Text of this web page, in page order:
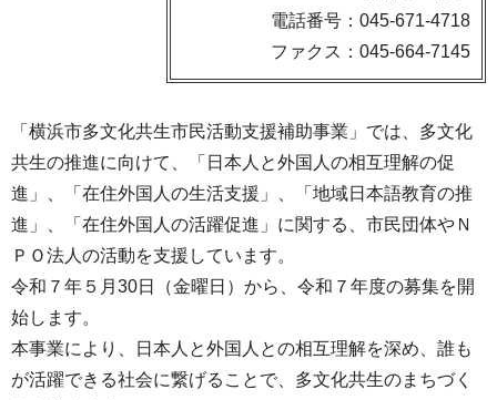
電話番号：045-671-4718
ファクス：045-664-7145
「横浜市多文化共生市民活動支援補助事業」では、多文化
共生の推進に向けて、「日本人と外国人の相互理解の促
進」、「在住外国人の生活支援」、「地域日本語教育の推
進」、「在住外国人の活躍促進」に関する、市民団体やＮ
ＰＯ法人の活動を支援しています。
令和７年５月30日（金曜日）から、令和７年度の募集を開
始します。
本事業により、日本人と外国人との相互理解を深め、誰も
が活躍できる社会に繋げることで、多文化共生のまちづく